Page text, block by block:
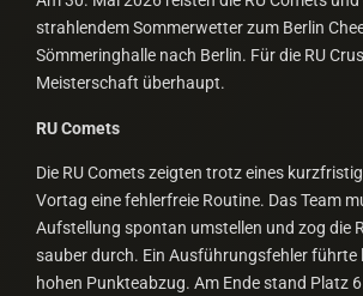
strahlendem Sommerwetter zum Berlin
Sömmeringhalle nach Berlin. Für die RU
Meisterschaft überhaupt.
RU Comets
Die RU Comets zeigten trotz eines
Vortag eine fehlerfreie Routine. Das Team
Aufstellung spontan umstellen und zog die
sauber durch. Ein Ausführungsfehler führte
hohen Punkteabzug. Am Ende stand Platz